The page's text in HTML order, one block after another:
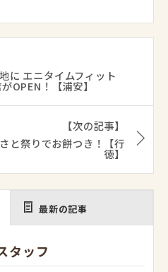
に エニタイムフィット
OPEN！【浦安】
【次の記事】
と祭りでお餅つき！【行
徳】
最新の記事
タッフ